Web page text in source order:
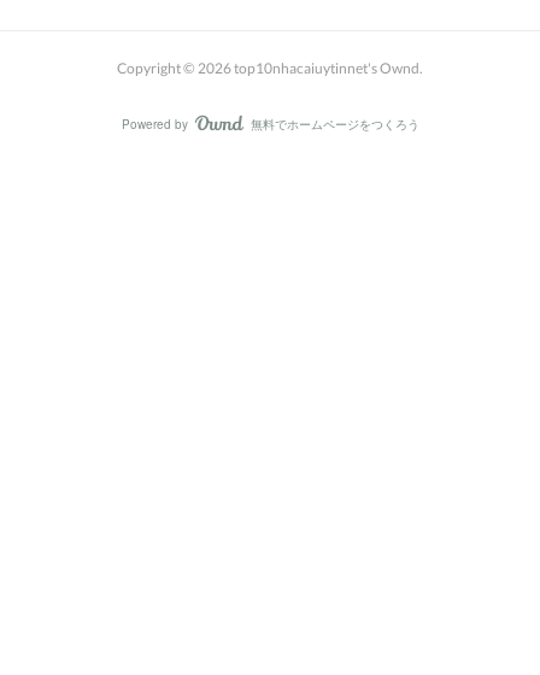
Copyright © 2026top10nhacaiuytinnet's Ownd.
Powered by AmebaOwnd
無料でホームページをつくろう